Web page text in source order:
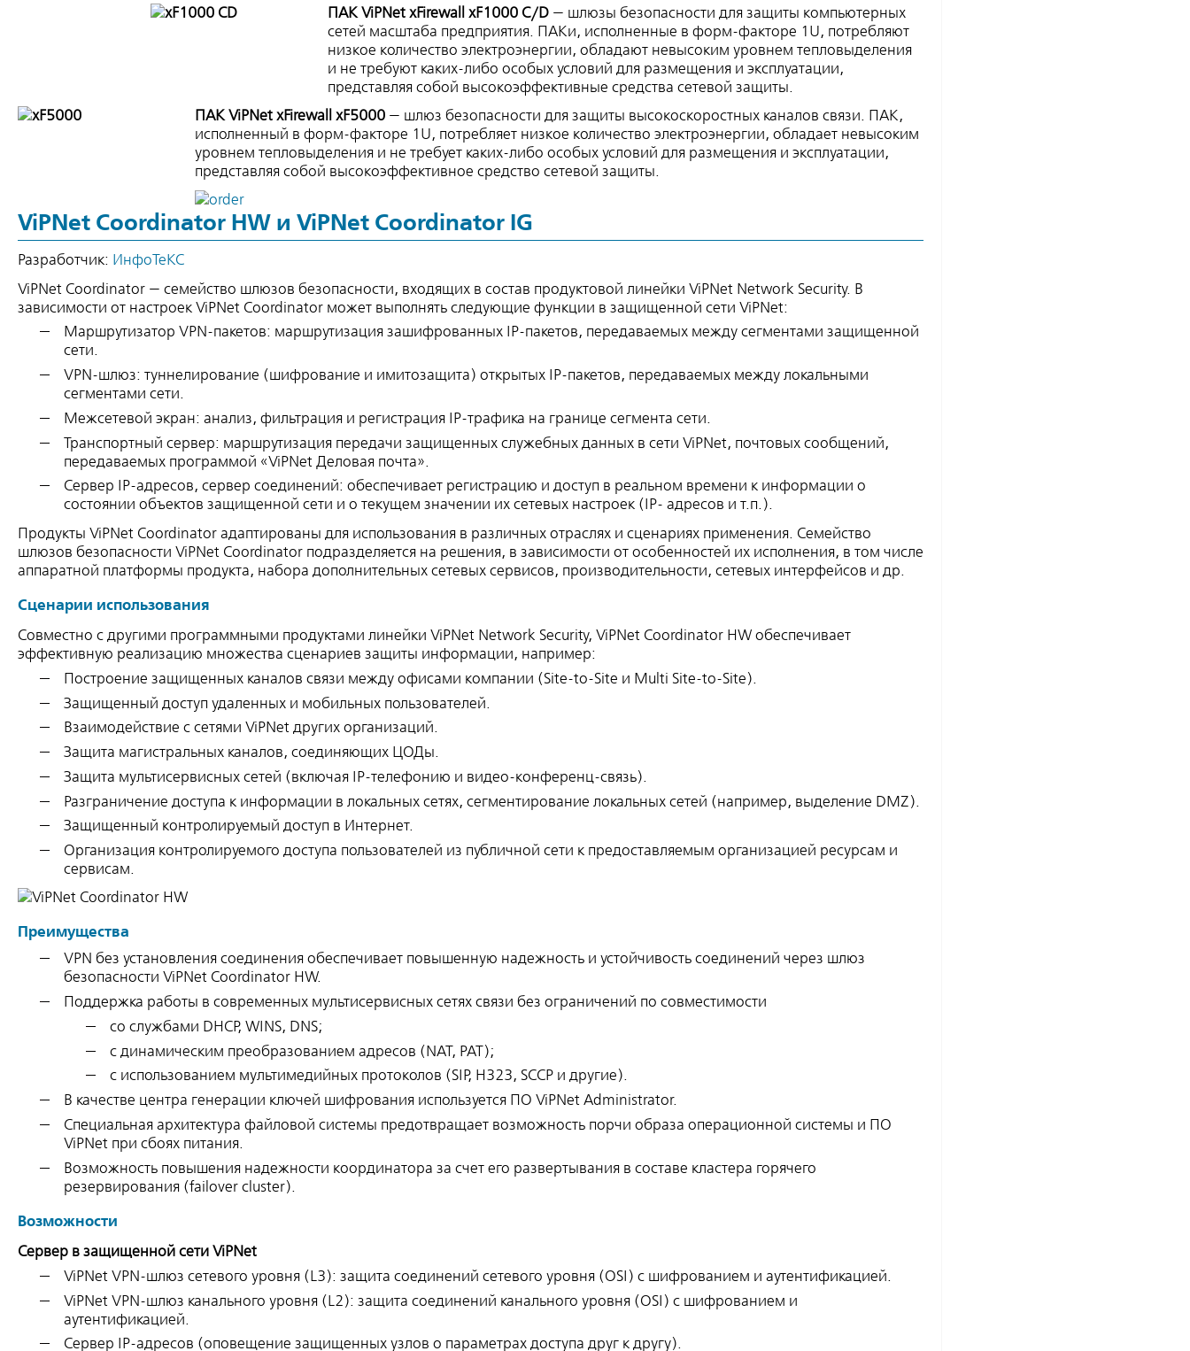
ПАК ViPNet xFirewall xF1000 C/D — шлюзы безопасности для защиты компьютерных
сетей масштаба предприятия. ПАКи, исполненные в форм-факторе 1U, потребляют
низкое количество электроэнергии, обладают невысоким уровнем тепловыделения
и не требуют каких-либо особых условий для размещения и эксплуатации,
представляя собой высокоэффективные средства сетевой защиты.
ПАК ViPNet xFirewall xF5000 — шлюз безопасности для защиты высокоскоростных каналов связи. ПАК,
исполненный в форм-факторе 1U, потребляет низкое количество электроэнергии, обладает невысоким
уровнем тепловыделения и не требует каких-либо особых условий для размещения и эксплуатации,
представляя собой высокоэффективное средство сетевой защиты.
ViPNet Coordinator HW и ViPNet Coordinator IG
Разработчик: ИнфоТеКС
ViPNet Coordinator — семейство шлюзов безопасности, входящих в состав продуктовой линейки ViPNet Network Security. В
зависимости от настроек ViPNet Coordinator может выполнять следующие функции в защищенной сети ViPNet:
Маршрутизатор VPN-пакетов: маршрутизация зашифрованных IP-пакетов, передаваемых между сегментами защищенной
сети.
VPN-шлюз: туннелирование (шифрование и имитозащита) открытых IP-пакетов, передаваемых между локальными
сегментами сети.
Межсетевой экран: анализ, фильтрация и регистрация IP-трафика на границе сегмента сети.
Транспортный сервер: маршрутизация передачи защищенных служебных данных в сети ViPNet, почтовых сообщений,
передаваемых программой «ViPNet Деловая почта».
Сервер IP-адресов, сервер соединений: обеспечивает регистрацию и доступ в реальном времени к информации о
состоянии объектов защищенной сети и о текущем значении их сетевых настроек (IP- адресов и т.п.).
Продукты ViPNet Coordinator адаптированы для использования в различных отраслях и сценариях применения. Семейство
шлюзов безопасности ViPNet Coordinator подразделяется на решения, в зависимости от особенностей их исполнения, в том числе
аппаратной платформы продукта, набора дополнительных сетевых сервисов, производительности, сетевых интерфейсов и др.
Сценарии использования
Совместно с другими программными продуктами линейки ViPNet Network Security, ViPNet Coordinator HW обеспечивает
эффективную реализацию множества сценариев защиты информации, например:
Построение защищенных каналов связи между офисами компании (Site-to-Site и Multi Site-to-Site).
Защищенный доступ удаленных и мобильных пользователей.
Взаимодействие с сетями ViPNet других организаций.
Защита магистральных каналов, соединяющих ЦОДы.
Защита мультисервисных сетей (включая IP-телефонию и видео-конференц-связь).
Разграничение доступа к информации в локальных сетях, сегментирование локальных сетей (например, выделение DMZ).
Защищенный контролируемый доступ в Интернет.
Организация контролируемого доступа пользователей из публичной сети к предоставляемым организацией ресурсам и
сервисам.
Преимущества
VPN без установления соединения обеспечивает повышенную надежность и устойчивость соединений через шлюз
безопасности ViPNet Coordinator HW.
Поддержка работы в современных мультисервисных сетях связи без ограничений по совместимости
со службами DHCP, WINS, DNS;
с динамическим преобразованием адресов (NAT, PAT);
с использованием мультимедийных протоколов (SIP, H323, SCCP и другие).
В качестве центра генерации ключей шифрования используется ПО ViPNet Administrator.
Специальная архитектура файловой системы предотвращает возможность порчи образа операционной системы и ПО
ViPNet при сбоях питания.
Возможность повышения надежности координатора за счет его развертывания в составе кластера горячего
резервирования (failover cluster).
Возможности
Сервер в защищенной сети ViPNet
ViPNet VPN-шлюз сетевого уровня (L3): защита соединений сетевого уровня (OSI) с шифрованием и аутентификацией.
ViPNet VPN-шлюз канального уровня (L2): защита соединений канального уровня (OSI) с шифрованием и
аутентификацией.
Сервер IP-адресов (оповещение защищенных узлов о параметрах доступа друг к другу).